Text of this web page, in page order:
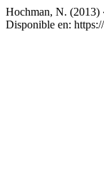
Hochman, N. (2013)
Disponible en: